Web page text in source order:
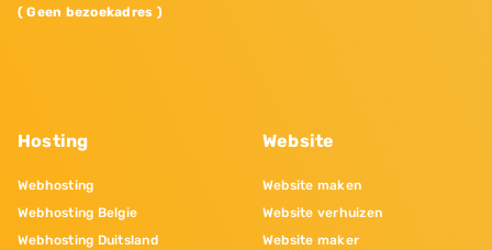
( Geen bezoekadres )
Hosting
Webhosting
Webhosting Belgie
Webhosting Duitsland
Website
Website maken
Website verhuizen
Website maker